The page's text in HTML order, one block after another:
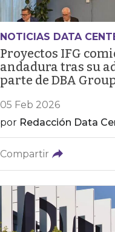
NOTICIAS DATA
Proyectos IFG
andadura tras su
parte de DBA
05 Feb 2026
por Redacción Data
Compartir